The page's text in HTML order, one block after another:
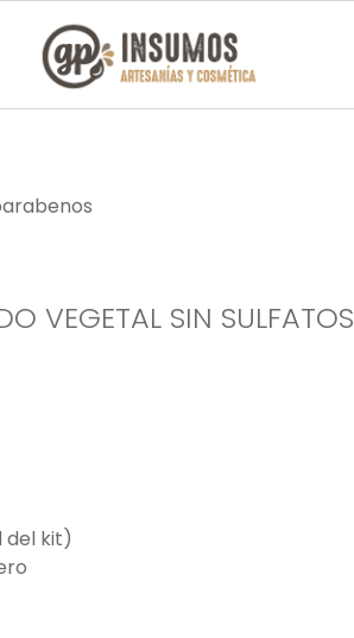
VEGETAL SIN
del kit)